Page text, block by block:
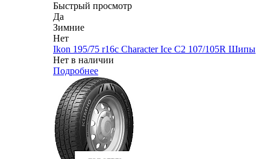
Быстрый просмотр
Да
Зимние
Нет
Ikon 195/75 r16c Character Ice C2 107/105R Шипы
Нет в наличии
Подробнее